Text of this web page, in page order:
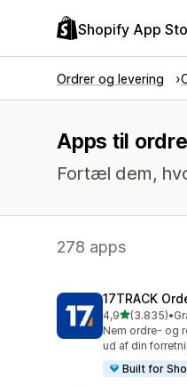
Shopify App
Ordrer og levering
Apps til
Fortæl dem,
278 apps
17TRACK
4,9ud af 5
(3.835)
3835 •
Nem ordre- og
ud af din
Built for